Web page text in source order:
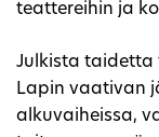
teattereihin ja
Julkista taidetta
Lapin vaativan
alkuvaiheissa,